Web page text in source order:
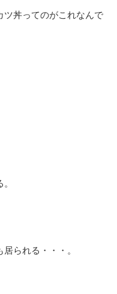
ツ丼ってのがこれなんで
られる・・・。